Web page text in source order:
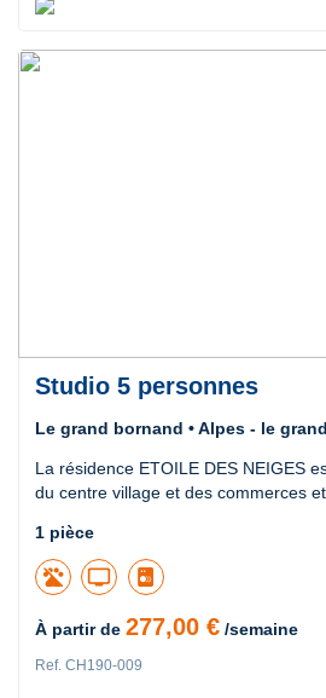
Studio 5 personnes
Le grand bornand • Alpes - le
La résidence ETOILE DES NEIGES
du centre village et des commerces
1 pièce
tv
À partir de 277,00 € /semaine
Ref. CH190-009